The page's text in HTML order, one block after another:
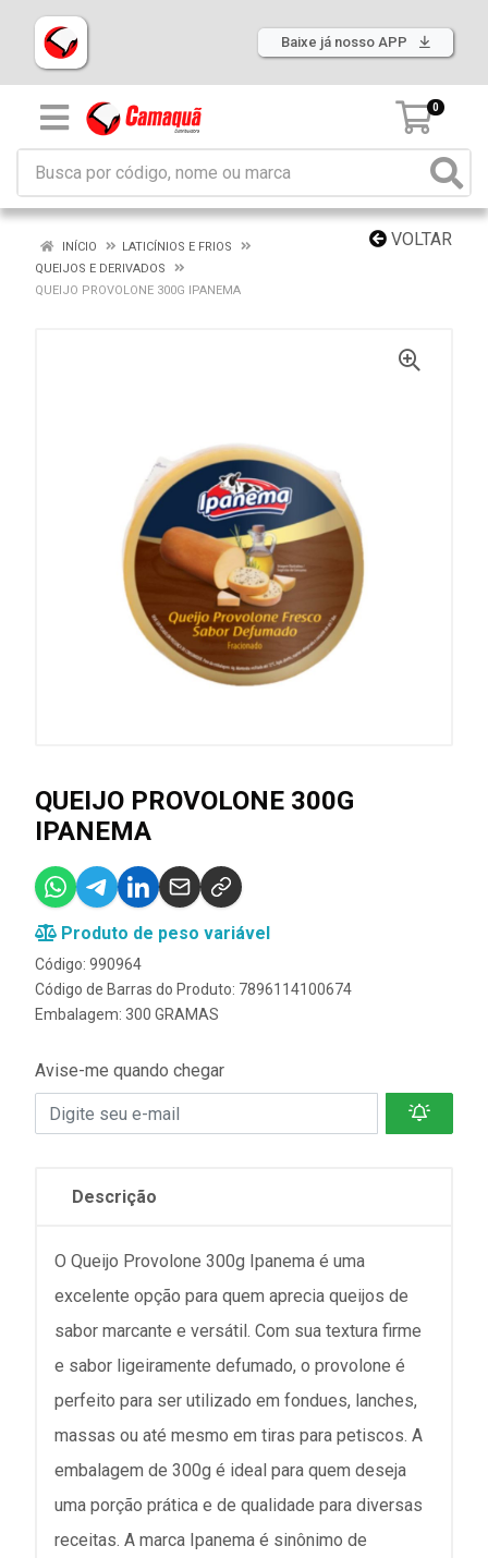
Baixe já nosso APP
0
VOLTAR
INÍCIO
LATICÍNIOS E FRIOS
QUEIJOS E DERIVADOS
QUEIJO PROVOLONE 300G IPANEMA
QUEIJO PROVOLONE 300G
IPANEMA
Produto de peso variável
Código: 990964
Código de Barras do Produto: 7896114100674
Embalagem: 300 GRAMAS
Avise-me quando chegar
Descrição
O Queijo Provolone 300g Ipanema é uma
excelente opção para quem aprecia queijos de
sabor marcante e versátil. Com sua textura firme
e sabor ligeiramente defumado, o provolone é
perfeito para ser utilizado em fondues, lanches,
massas ou até mesmo em tiras para petiscos. A
embalagem de 300g é ideal para quem deseja
uma porção prática e de qualidade para diversas
receitas. A marca Ipanema é sinônimo de